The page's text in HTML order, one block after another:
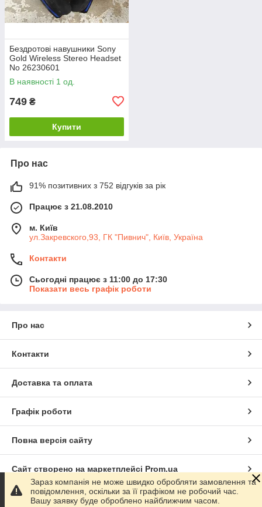
Бездротові навушники Sony
Gold Wireless Stereo Headset
No 26230601
В наявності 1 од.
749 ₴
Купити
Про нас
91% позитивних з 752 відгуків за рік
Працює з 21.08.2010
м. Київ
ул.Закревского,93, ГК "Пивнич", Київ, Україна
Контакти
Сьогодні працює з 11:00 до 17:30
Показати весь графік роботи
Про нас
Контакти
Доставка та оплата
Графік роботи
Повна версія сайту
Сайт створено на маркетплейсі Prom.ua
Політика конфіденційності
Зараз компанія не може швидко обробляти замовлення та
повідомлення, оскільки за її графіком не робочий час.
Вашу заявку буде оброблено найближчим часом.